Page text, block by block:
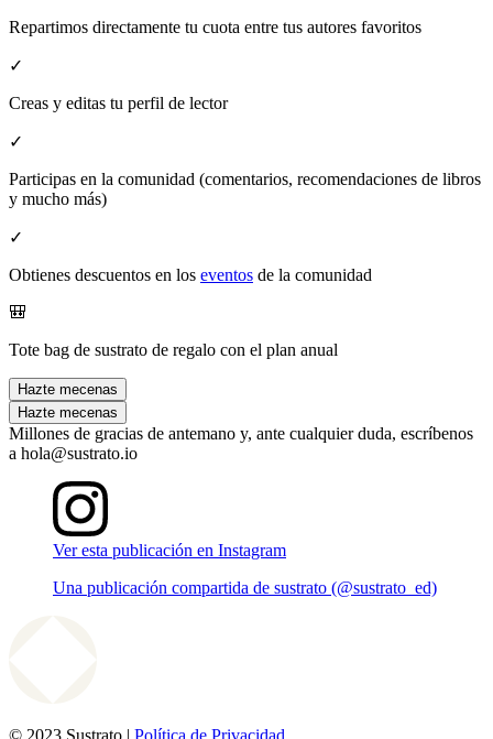
Repartimos directamente tu cuota entre tus autores favoritos
✓
Creas y editas tu perfil de lector
✓
Participas en la comunidad (comentarios, recomendaciones de libros
y mucho más)
✓
Obtienes descuentos en los eventos de la comunidad
🎒
Tote bag de sustrato de regalo con el plan anual
Hazte mecenas
Hazte mecenas
Millones de gracias de antemano y, ante cualquier duda, escríbenos
a hola@sustrato.io
Ver esta publicación en Instagram
Una publicación compartida de sustrato (@sustrato_ed)
© 2023 Sustrato | Política de Privacidad